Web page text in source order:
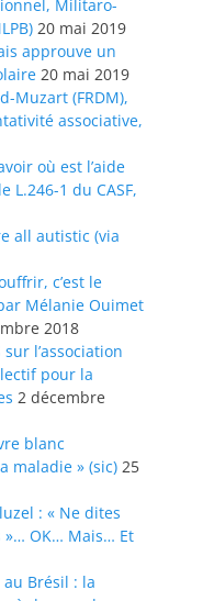
Militaro-
20 mai 2019
approuve un
20 mai 2019
Muzart (FRDM),
associative,
où est l’aide
L.246-1 du CASF,
all autistic (via
c’est le
Mélanie Ouimet
2018
sur l’association
pour la
2 décembre
blanc
maladie » (sic) 25
: « Ne dites
»… OK… Mais… Et
Brésil : la